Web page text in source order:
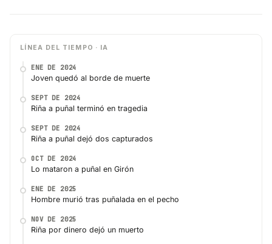
LÍNEA DEL TIEMPO · IA
ENE DE 2024
Joven quedó al borde de muerte
SEPT DE 2024
Riña a puñal terminó en tragedia
SEPT DE 2024
Riña a puñal dejó dos capturados
OCT DE 2024
Lo mataron a puñal en Girón
ENE DE 2025
Hombre murió tras puñalada en el pecho
NOV DE 2025
Riña por dinero dejó un muerto